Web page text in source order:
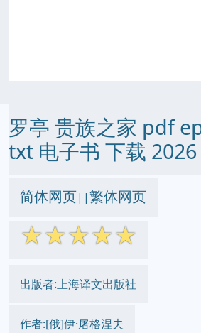
罗亭 贵族之家 pdf
txt 电子书 下载 2026
简体网页||繁体网页
☆☆☆☆☆
出版者:上海译文出版社
作者:[俄]伊·屠格涅夫